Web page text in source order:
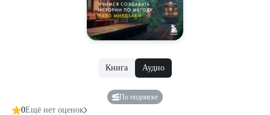
Книга Аудио
По подписке
0Ещё нет оценок